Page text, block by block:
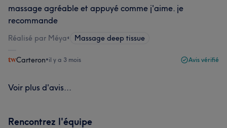
massage agréable et appuyé comme j'aime. je
recommande
Réalisé par Méya• Massage deep tissue
Carteron•il y a 3 mois Avis vérifié
Voir plus d'avis...
Rencontrez l'équipe